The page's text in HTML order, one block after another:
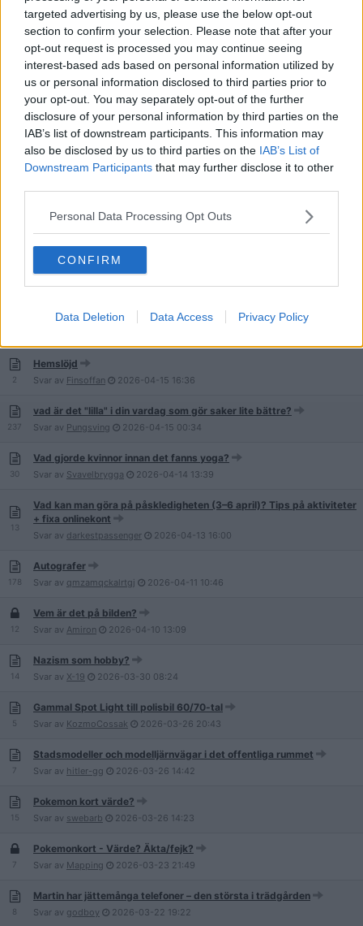
targeted advertising by us, please use the below opt-out
section to confirm your selection. Please note that after your
opt-out request is processed you may continue seeing
interest-based ads based on personal information utilized by
us or personal information disclosed to third parties prior to
your opt-out. You may separately opt-out of the further
disclosure of your personal information by third parties on the
IAB’s list of downstream participants. This information may
also be disclosed by us to third parties on the IAB’s List of
Downstream Participants that may further disclose it to other
Personal Data Processing Opt Outs
CONFIRM
Data Deletion Data Access Privacy Policy
Knivur-273 2026-05-11
Dyrka Lås eller LockSport
Svar avNiceNameTwice 2026-05-0705:33
Vad göra på kvällen istället för tv spel?
Svar avLlardrose 2026-05-0211:39
1 049
Tråden för seriösa och intresserade mynt/sedel-samlare (om sedlar
och mynt)[/mod]
2026-05-01 01:32
Tips till nybörjare i glasmålning?
Hur tävlar man i cosplay?
Svar av Loreia 2026-04-28
Tråden om att samla på pokémon (kort, figurer, you name it)
2
Hemslöjd
Svar av Finsoffan 2026-04-15 16:36
237
vad är det "lilla" i din vardag som gör saker lite bättre?
Svar av Pungsving 2026-04-15 00:34
30
Vad gjorde kvinnor innan det fanns yoga?
Svar av Svavelbrygga 2026-04-14 13:39
13
Vad kan man göra på påskledigheten (3–6 april)? Tips på aktiviteter
+ fixa onlinekont
Svar av darkestpassenger 2026-04-13 16:00
178
Autografer
Svar av qmzamqckalrtgj 2026-04-11 10:46
12
Vem är det på bilden?
Svar av Amiron 2026-04-10 13:09
14
Nazism som hobby?
Svar av X-19 2026-03-30 08:24
5
Gammal Spot Light till polisbil 60/70-tal
Svar av KozmoCossak 2026-03-26 20:43
7
Stadsmodeller och modelljärnvägar i det offentliga rummet
Svar av hitler-gg 2026-03-26 14:42
15
Pokemon kort värde?
Svar av swebarb 2026-03-26 14:23
7
Pokemonkort - Värde? Äkta/fejk?
Svar av Mapping 2026-03-23 21:49
8
Martin har jättemånga telefoner – den största i trädgården
Svar av godboy 2026-03-22 19:22